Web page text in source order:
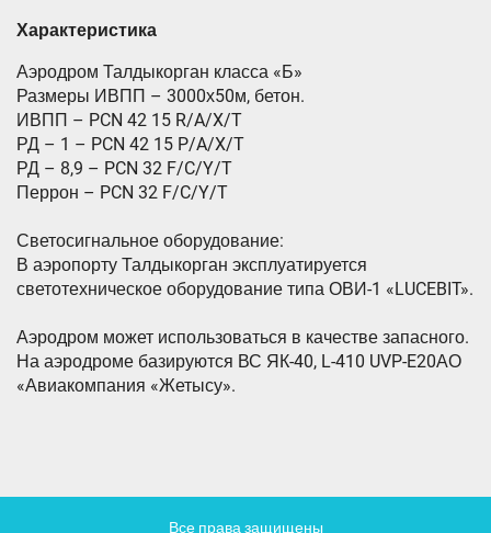
Характеристика
Аэродром Талдыкорган класса «Б»
Размеры ИВПП – 3000х50м, бетон.
ИВПП – PCN 42 15 R/A/X/T
РД – 1 – PCN 42 15 P/A/X/T
РД – 8,9 – PCN 32 F/C/Y/T
Перрон – PCN 32 F/C/Y/T
Светосигнальное оборудование:
В аэропорту Талдыкорган эксплуатируется
светотехническое оборудование типа ОВИ-1 «LUCEBIT».
Аэродром может использоваться в качестве запасного.
На аэродроме базируются ВС ЯК-40, L-410 UVP-E20АО
«Авиакомпания «Жетысу».
Все права защищены